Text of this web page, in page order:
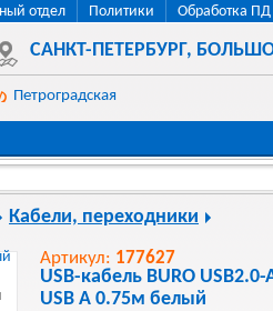
отдел Политики Обработка ПД
САНКТ-ПЕТЕРБУРГ,
Петроградская
Кабели, переходники
Артикул: 177627
USB-кабель BURO
USB A 0.75м белый